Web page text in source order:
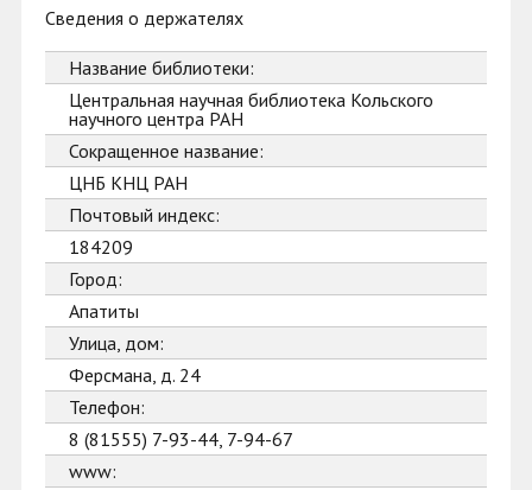
Сведения о держателях
Название библиотеки:
Центральная научная библиотека Кольского
научного центра РАН
Сокращенное название:
ЦНБ КНЦ РАН
Почтовый индекс:
184209
Город:
Апатиты
Улица, дом:
Ферсмана, д. 24
Телефон:
8 (81555) 7-93-44, 7-94-67
www: